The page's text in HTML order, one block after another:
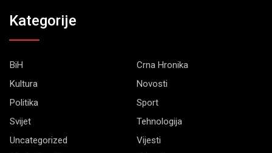
Kategorije
BiH
Crna Hronika
Kultura
Novosti
Politika
Sport
Svijet
Tehnologija
Uncategorized
Vijesti